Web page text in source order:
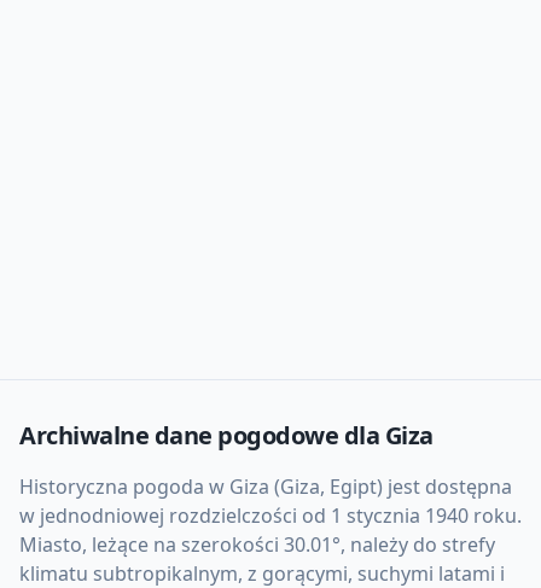
Archiwalne dane pogodowe dla Giza
Historyczna pogoda w Giza (Giza, Egipt) jest dostępna
w jednodniowej rozdzielczości od 1 stycznia 1940 roku.
Miasto, leżące na szerokości 30.01°, należy do strefy
klimatu subtropikalnym, z gorącymi, suchymi latami i